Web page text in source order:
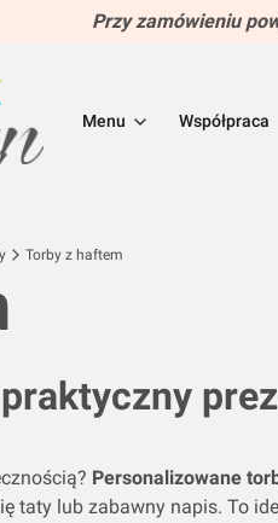
Przy zamówieniu
Menu Współpraca
Torby z haftem
Personalizowane
taty lub zabawny napis. To